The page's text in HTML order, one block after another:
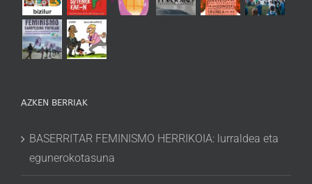
AZKEN BERRIAK
BASERRITAR FEMINISMO HERRIKOIA: lurraldea eta
egunerokotasuna